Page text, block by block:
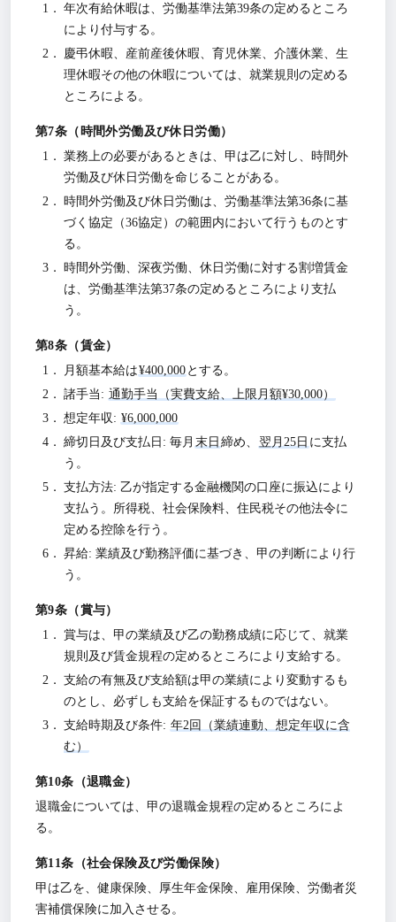
年次有給休暇は、労働基準法第39条の定めるところ
により付与する。
慶弔休暇、産前産後休暇、育児休業、介護休業、生
理休暇その他の休暇については、就業規則の定める
ところによる。
時間外労働及び休日労働
業務上の必要があるときは、甲は乙に対し、時間外
労働及び休日労働を命じることがある。
時間外労働及び休日労働は、労働基準法第36条に基
づく協定（36協定）の範囲内において行うものとす
る。
時間外労働、深夜労働、休日労働に対する割増賃金
は、労働基準法第37条の定めるところにより支払
う。
賃金
月額基本給は¥400,000 とする。
諸手当: 通勤手当（実費支給、上限月額¥30,000）
想定年収: ¥6,000,000
締切日及び支払日: 毎月 末日 締め、 翌月25日 に支払
う。
支払方法: 乙が指定する金融機関の口座に振込により
支払う。所得税、社会保険料、住民税その他法令に
定める控除を行う。
昇給: 業績及び勤務評価に基づき、甲の判断により行
う。
賞与
賞与は、甲の業績及び乙の勤務成績に応じて、就業
規則及び賃金規程の定めるところにより支給する。
支給の有無及び支給額は甲の業績により変動するも
のとし、必ずしも支給を保証するものではない。
支給時期及び条件: 年2回（業績連動、想定年収に含
む）
退職金
退職金については、甲の退職金規程の定めるところによ
る。
社会保険及び労働保険
甲は乙を、健康保険、厚生年金保険、雇用保険、労働者災
害補償保険に加入させる。